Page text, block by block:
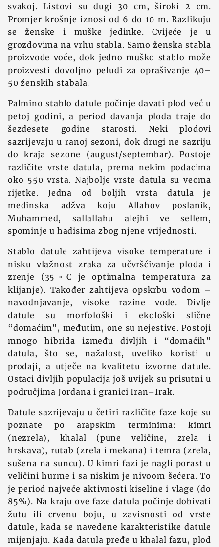
svakoj. Listovi su dugi 30 cm, široki 2 cm.
Promjer krošnje iznosi od 6 do 10 m. Razlikuju
se ženske i muške jedinke. Cvijeće je u
grozdovima na vrhu stabla. Samo ženska stabla
proizvode voće, dok jedno muško stablo može
proizvesti dovoljno peludi za oprašivanje 40–
50 ženskih stabala.
Palmino stablo datule počinje davati plod već u
petoj godini, a period davanja ploda traje do
šezdesete godine starosti. Neki plodovi
sazrijevaju u ranoj sezoni, dok drugi ne sazriju
do kraja sezone (august/septembar). Postoje
različite vrste datula, prema nekim podacima
oko 550 vrsta. Najbolje vrste datula su veoma
rijetke. Jedna od boljih vrsta datula je
medinska adžva koju Allahov poslanik,
Muhammed, sallallahu alejhi ve sellem,
spominje u hadisima zbog njene vrijednosti.
Stablo datule zahtijeva visoke temperature i
nisku vlažnost zraka za učvršćivanje ploda i
zrenje (35◦C je optimalna temperatura za
klijanje). Također zahtijeva opskrbu vodom –
navodnjavanje, visoke razine vode. Divlje
datule su morfološki i ekološki slične
“domaćim”, međutim, one su nejestive. Postoji
mnogo hibrida između divljih i “domaćih”
datula, što se, nažalost, uveliko koristi u
prodaji, a utječe na kvalitetu izvorne datule.
Ostaci divljih populacija još uvijek su prisutni u
područjima Jordana i granici Iran–Irak.
Datule sazrijevaju u četiri različite faze koje su
poznate po arapskim terminima: kimri
(nezrela), khalal (pune veličine, zrela i
hrskava), rutab (zrela i mekana) i temra (zrela,
sušena na suncu). U kimri fazi je nagli porast u
veličini hurme i sa niskim je nivoom šećera. To
je period najveće aktivnosti kiseline i vlage (do
85%). Na kraju ove faze datula počinje dobivati
žutu ili crvenu boju, u zavisnosti od vrste
datule, kada se navedene karakteristike datule
mijenjaju. Kada datula pređe u khalal fazu, plod